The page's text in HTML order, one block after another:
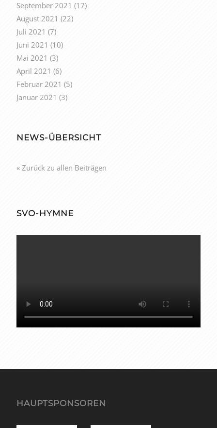
September 2021 (17)
August 2021 (22)
Juli 2021 (7)
Juni 2021 (10)
Mai 2021 (3)
April 2021 (6)
Februar 2021 (5)
Januar 2021 (3)
NEWS-ÜBERSICHT
« Zurück zu allen Beiträgen
SVO-HYMNE
HAUPTSPONSOREN